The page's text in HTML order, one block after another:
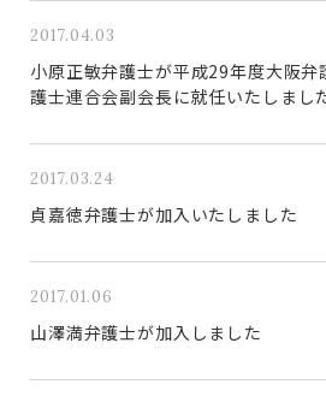
2017.04.03
小原正敏弁護士が平成29年度大阪
護士連合会副会長に就任いたしまし
2017.03.24
貞嘉徳弁護士が加入いたしました
2017.01.06
山澤満弁護士が加入しました